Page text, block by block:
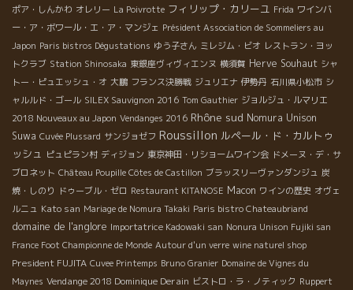
ポア・しんかわ オレリー La Poivrotte フィリップ・カリーユ Frida ワインバ
ー・ア・ボワール・エ・ア・マンジェ Président Association de Sommeliers au
Japon Paris bistros Dégustations ゆう子さん ミレジム・ビオ レストラン・ヨッ
トクラブ Station Shinosaka 東銀座ヴィヴィエンヌ 横須賀 Herve Souhaut シャ
トー・ピュエッシュ・オ 大鵬 フランス決勝戦 ジュリエナ 伊勢丹 石川県小松市 シ
ャルルド・ゴール SILEX Sauvignon 2016 Tom Gauthier ジョルジュ・ルマリエ
2018 Nouveaux au Japon Vendanges 2016 Rhône sud Nomura Unison
Suwa Cuvée Plussard サンジョゼフ Roussillon ルペール・ド・カルトゥ
ッシュ ピュピラン村 ディジョン 東京神田・リショームワイン会 ドメーヌ・デ・サ
ブロネット Château Poupille Côtes de Castillon ブラッスリーヴァンダンジュ 炭
焼・しのり ドゥーブル・ゼロ Restaurant KITANOSE Macon ワインの歴史 オヴェ
ルニュ Kato san Mariage de Nomura Takaki Paris bistro Chateaubriand
domaine de l'anglore Importatrice Kadowaki san Nonura Unison Fujiki san
France Foot Championne de Monde Autour d'un verre wine naturel shop
President FUJITA Cuvee Printemps Bruno Granier Domaine de Vignes du
Maynes Vendange 2018 Dominique Derain ビストロ・ラ・ノティック Ruppert